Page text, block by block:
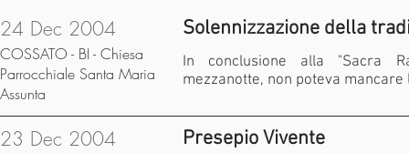
24 Dec 2004
COSSATO - BI - Chiesa
Parrocchiale Santa Maria
Assunta
Solennizzazione della
In conclusione alla "Sacra
mezzanotte, non poteva
23 Dec 2004 Presepio Vivente